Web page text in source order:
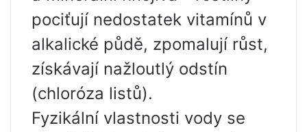
pociťují nedostatek vitamínů v
alkalické půdě, zpomalují růst,
získávají nažloutlý odstín
(chloróza listů).
Fyzikální vlastnosti vody se